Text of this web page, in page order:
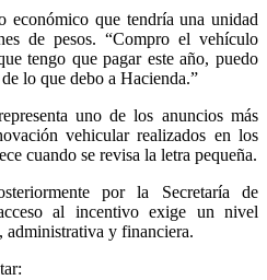
económico que tendría una unidad
de pesos. “Compro el vehículo
tengo que pagar este año, puedo
lo que debo a Hacienda.”
uno de los anuncios más
vehicular realizados en los
cuando se revisa la letra pequeña.
por la Secretaría de
al incentivo exige un nivel
administrativa y financiera.